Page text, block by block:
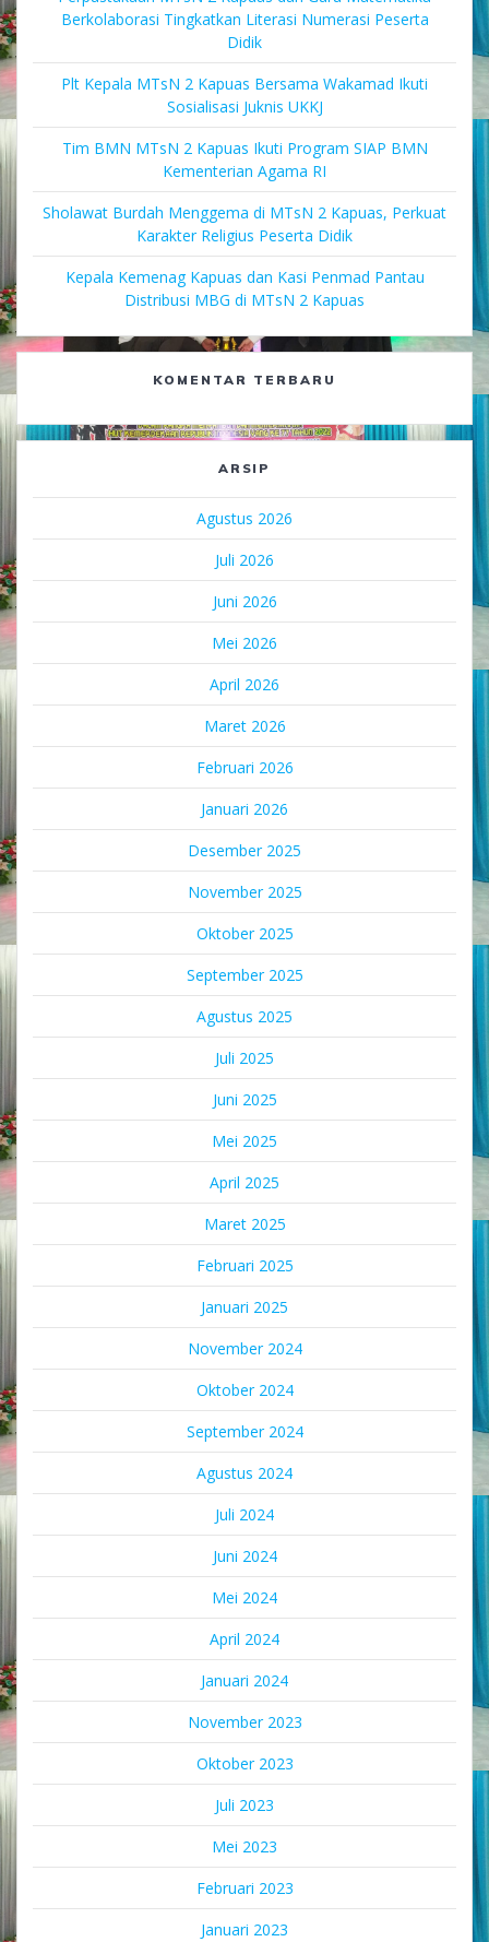
Berkolaborasi Tingkatkan Literasi Numerasi Peserta
Didik
Plt Kepala MTsN 2 Kapuas Bersama Wakamad Ikuti
Sosialisasi Juknis UKKJ
Tim BMN MTsN 2 Kapuas Ikuti Program SIAP BMN
Kementerian Agama RI
Sholawat Burdah Menggema di MTsN 2 Kapuas, Perkuat
Karakter Religius Peserta Didik
Kepala Kemenag Kapuas dan Kasi Penmad Pantau
Distribusi MBG di MTsN 2 Kapuas
KOMENTAR TERBARU
ARSIP
Agustus 2026
Juli 2026
Juni 2026
Mei 2026
April 2026
Maret 2026
Februari 2026
Januari 2026
Desember 2025
November 2025
Oktober 2025
September 2025
Agustus 2025
Juli 2025
Juni 2025
Mei 2025
April 2025
Maret 2025
Februari 2025
Januari 2025
November 2024
Oktober 2024
September 2024
Agustus 2024
Juli 2024
Juni 2024
Mei 2024
April 2024
Januari 2024
November 2023
Oktober 2023
Juli 2023
Mei 2023
Februari 2023
Januari 2023